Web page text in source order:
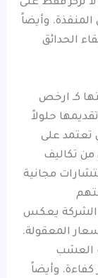
تركز فقط على
وأيضاً
الحدائق
كـ ارخص
حلولاً
تعتمد على
من تكاليف
مجانية
الشركة يعكس
المعقولة.
العشب
وأيضاً